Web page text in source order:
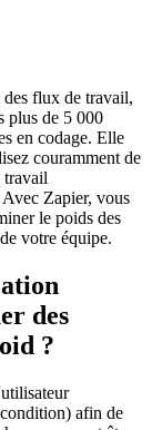
des flux de travail,
plus de 5 000
en codage. Elle
couramment de
travail
Avec Zapier, vous
le poids des
votre équipe.
des
?
afin de